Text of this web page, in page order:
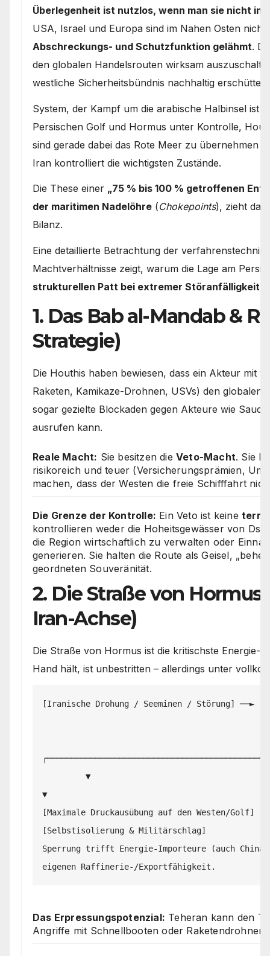
Überlegenheit ist nutzlos, wenn man sie nicht in
USA, Israel und Europa sind im Nahen Osten
Abschreckungs- und Schutzfunktion gelähmt.
den globalen Handelsrouten wirksam
westliche Sicherheitsbündnis nachhaltig erschüttert.
System, der Kampf um die arabische Halbinsel ist
Persischen Golf und Hormus unter Kontrolle,
sind gerade dabei das Rote Meer zu übernehmen
Iran kontrolliert die wichtigsten Zustände.
Die These einer „75 % bis 100 % getroffenen
der maritimen Nadelöhre (Chokepoints), zieht
Bilanz.
Eine detaillierte Betrachtung der
Machtverhältnisse zeigt, warum die Lage am
strukturellen Patt bei extremer Störanfälligkeit
1. Das Bab al-Mandab &
Strategie)
Die Houthis haben bewiesen, dass ein Akteur mit
Raketen, Kamikaze-Drohnen, USVs) den
sogar gezielte Blockaden gegen Akteure wie
ausrufen kann.
Reale Macht: Sie besitzen dieVeto-Macht. Sie
risikoreich und teuer (Versicherungsprämien,
machen, dass der Westen die freie Schifffahrt
Die Grenze der Kontrolle: Ein Veto ist keine
kontrollieren weder die Hoheitsgewässer von
die Region wirtschaftlich zu verwalten oder
generieren. Sie halten die Route als Geisel,
geordneten Souveränität.
2. Die Straße von Hormus
Iran-Achse)
Die Straße von Hormus ist die kritischste Energie-
Hand hält, ist unbestritten – allerdings unter
[Iranische Drohung / Seeminen / Störung] ──►
▼
[Maximale Druckausübung auf den Westen/Golf]
[Selbstisolierung & Militärschlag]
Sperrung trifft Energie-Importeure
Das Erpressungspotenzial: Teheran kann den
Angriffe mit Schnellbooten oder